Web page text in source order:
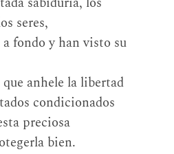
seres,
fondo y han visto su
anhele la libertad
condicionados
preciosa
bien.